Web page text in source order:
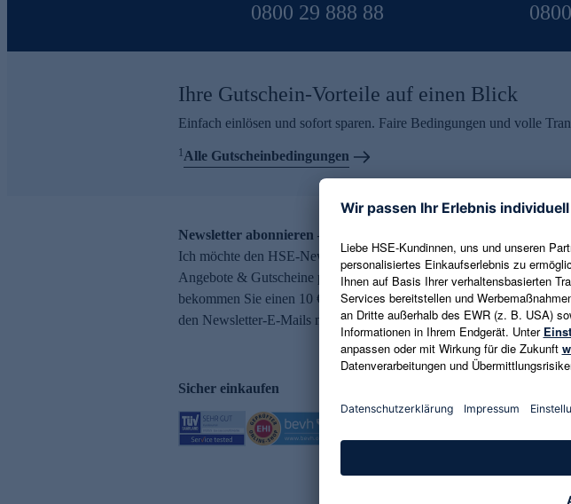
0800 29 888 88
Ihre Gutschein-Vorteile auf einen Blick
Einfach einlösen und sofort sparen. Faire Bedingungen und volle
1Alle Gutscheinbedingungen
Newsletter abonnieren – 10 € Gutschein erhalten
Ich möchte den HSE-Newsletter abonnieren und aktuelle Trends,
Angebote & Gutscheine per E-Mail erhalten. Als Dankeschön
bekommen Sie einen 10 € Gutschein. Eine Abmeldung ist jederzeit in
den Newsletter-E-Mails möglich.
Sicher einkaufen